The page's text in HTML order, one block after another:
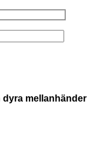
dyra mellanhänder